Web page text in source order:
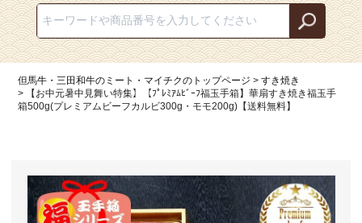
但馬牛・三田和牛のミート・マイチクのトップページ
すき焼き
【お中元暑中見舞い特集】【ﾌﾟﾚﾐｱﾑﾋﾞｰﾌ福玉手箱】華扇すき焼き福玉手
箱500g(プレミアムビーフカルビ300g・モモ200g)【送料無料】